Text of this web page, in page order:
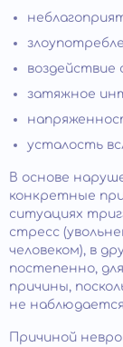
воздействие
затяжное
усталость
В основе
конкретные
ситуациях
стресс
человеком), в
постепенно,
причины,
не
Причиной